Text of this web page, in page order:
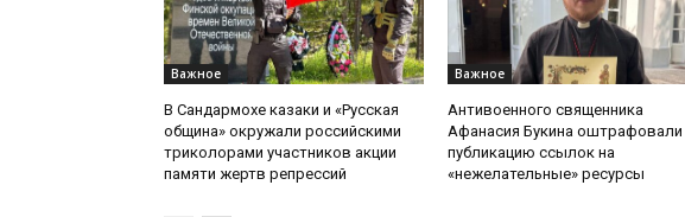
Важное
В Сандармохе казаки и «Русская
община» окружали российскими
триколорами участников акции
памяти жертв репрессий
Важное
Антивоенного священника
Афанасия Букина оштрафовали
публикацию ссылок на
«нежелательные» ресурсы